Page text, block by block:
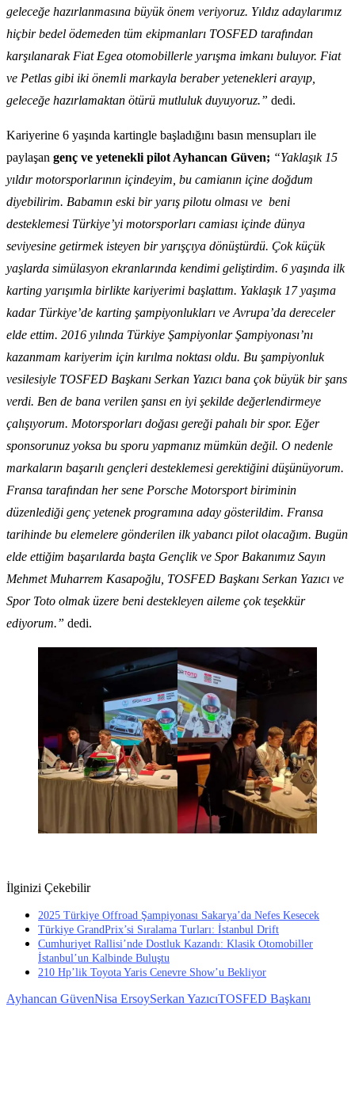
geleceğe hazırlanmasına büyük önem veriyoruz. Yıldız adaylarımız
hiçbir bedel ödemeden tüm ekipmanları TOSFED tarafından
karşılanarak Fiat Egea otomobillerle yarışma imkanı buluyor. Fiat
ve Petlas gibi iki önemli markayla beraber yetenekleri arayıp,
geleceğe hazırlamaktan ötürü mutluluk duyuyoruz.” dedi.
Kariyerine 6 yaşında kartingle başladığını basın mensupları ile
paylaşan genç ve yetenekli pilot Ayhancan Güven; “Yaklaşık 15
yıldır motorsporlarının içindeyim, bu camianın içine doğdum
diyebilirim. Babamın eski bir yarış pilotu olması ve beni
desteklemesi Türkiye’yi motorsporları camiası içinde dünya
seviyesine getirmek isteyen bir yarışçıya dönüştürdü. Çok küçük
yaşlarda simülasyon ekranlarında kendimi geliştirdim. 6 yaşında ilk
karting yarışımla birlikte kariyerimi başlattım. Yaklaşık 17 yaşıma
kadar Türkiye’de karting şampiyonlukları ve Avrupa’da dereceler
elde ettim. 2016 yılında Türkiye Şampiyonlar Şampiyonası’nı
kazanmam kariyerim için kırılma noktası oldu. Bu şampiyonluk
vesilesiyle TOSFED Başkanı Serkan Yazıcı bana çok büyük bir şans
verdi. Ben de bana verilen şansı en iyi şekilde değerlendirmeye
çalışıyorum. Motorsporları doğası gereği pahalı bir spor. Eğer
sponsorunuz yoksa bu sporu yapmanız mümkün değil. O nedenle
markaların başarılı gençleri desteklemesi gerektiğini düşünüyorum.
Fransa tarafından her sene Porsche Motorsport biriminin
düzenlediği genç yetenek programına aday gösterildim. Fransa
tarihinde bu elemelere gönderilen ilk yabancı pilot olacağım. Bugün
elde ettiğim başarılarda başta Gençlik ve Spor Bakanımız Sayın
Mehmet Muharrem Kasapoğlu, TOSFED Başkanı Serkan Yazıcı ve
Spor Toto olmak üzere beni destekleyen aileme çok teşekkür
ediyorum.” dedi.
İlginizi Çekebilir
2025 Türkiye Offroad Şampiyonası Sakarya’da Nefes Kesecek
Türkiye GrandPrix’si Sıralama Turları: İstanbul Drift
Cumhuriyet Rallisi’nde Dostluk Kazandı: Klasik Otomobiller
İstanbul’un Kalbinde Buluştu
210 Hp’lik Toyota Yaris Cenevre Show’u Bekliyor
Ayhancan GüvenNisa ErsoySerkan YazıcıTOSFED Başkanı